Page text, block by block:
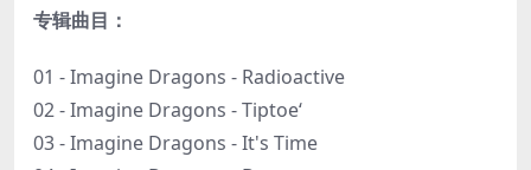
专辑曲目：
01 - Imagine Dragons - Radioactive
02 - Imagine Dragons - Tiptoe‘
03 - Imagine Dragons - It's Time